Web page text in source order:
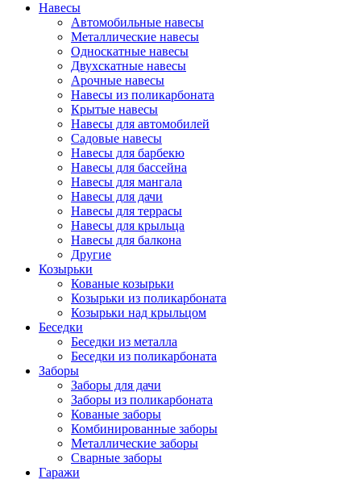
Навесы
Автомобильные навесы
Металлические навесы
Односкатные навесы
Двухскатные навесы
Арочные навесы
Навесы из поликарбоната
Крытые навесы
Навесы для автомобилей
Садовые навесы
Навесы для барбекю
Навесы для бассейна
Навесы для мангала
Навесы для дачи
Навесы для террасы
Навесы для крыльца
Навесы для балкона
Другие
Козырьки
Кованые козырьки
Козырьки из поликарбоната
Козырьки над крыльцом
Беседки
Беседки из металла
Беседки из поликарбоната
Заборы
Заборы для дачи
Заборы из поликарбоната
Кованые заборы
Комбинированные заборы
Металлические заборы
Сварные заборы
Гаражи